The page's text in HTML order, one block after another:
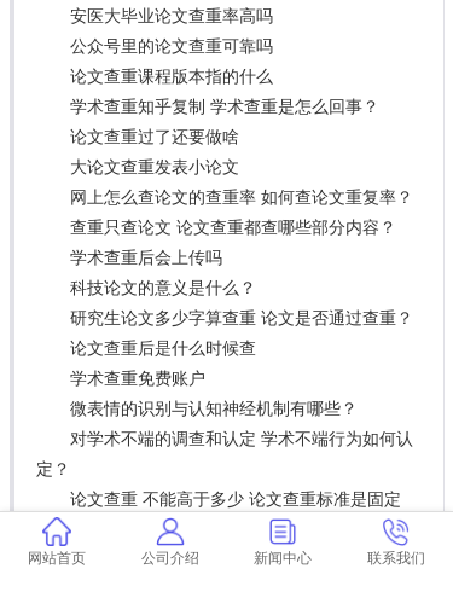
安医大毕业论文查重率高吗
公众号里的论文查重可靠吗
论文查重课程版本指的什么
学术查重知乎复制 学术查重是怎么回事？
论文查重过了还要做啥
大论文查重发表小论文
网上怎么查论文的查重率 如何查论文重复率？
查重只查论文 论文查重都查哪些部分内容？
学术查重后会上传吗
科技论文的意义是什么？
研究生论文多少字算查重 论文是否通过查重？
论文查重后是什么时候查
学术查重免费账户
微表情的识别与认知神经机制有哪些？
对学术不端的调查和认定 学术不端行为如何认
定？
论文查重 不能高于多少 论文查重标准是固定
吗？
东华理工论文免费查重
网站首页 公司介绍 新闻中心 联系我们